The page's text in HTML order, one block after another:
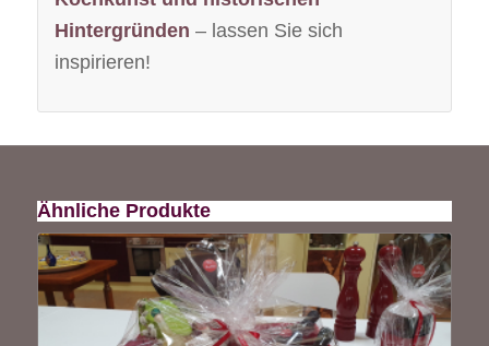
Hintergründen – lassen Sie sich
inspirieren!
Ähnliche Produkte